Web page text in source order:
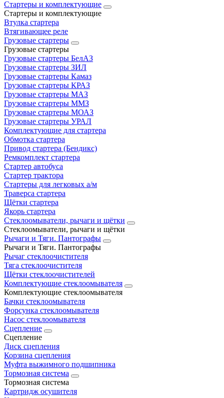
Стартеры и комплектующие
Стартеры и комплектующие
Втулка стартера
Втягивающее реле
Грузовые стартеры
Грузовые стартеры
Грузовые стартеры БелАЗ
Грузовые стартеры ЗИЛ
Грузовые стартеры Камаз
Грузовые стартеры КРАЗ
Грузовые стартеры МАЗ
Грузовые стартеры ММЗ
Грузовые стартеры МОАЗ
Грузовые стартеры УРАЛ
Комплектующие для стартера
Обмотка стартера
Привод стартера (Бендикс)
Ремкомплект стартера
Стартер автобуса
Стартер трактора
Стартеры для легковых а/м
Траверса стартера
Щётки стартера
Якорь стартера
Стеклоомыватели, рычаги и щётки
Стеклоомыватели, рычаги и щётки
Рычаги и Тяги. Пантографы
Рычаги и Тяги. Пантографы
Рычаг стеклоочистителя
Тяга стеклоочистителя
Щётки стеклоочистителей
Комплектующие стеклоомывателя
Комплектующие стеклоомывателя
Бачки стеклоомывателя
Форсунка стеклоомывателя
Насос стеклоомывателя
Сцепление
Сцепление
Диск сцепления
Корзина сцепления
Муфта выжимного подшипника
Тормозная система
Тормозная система
Картридж осушителя